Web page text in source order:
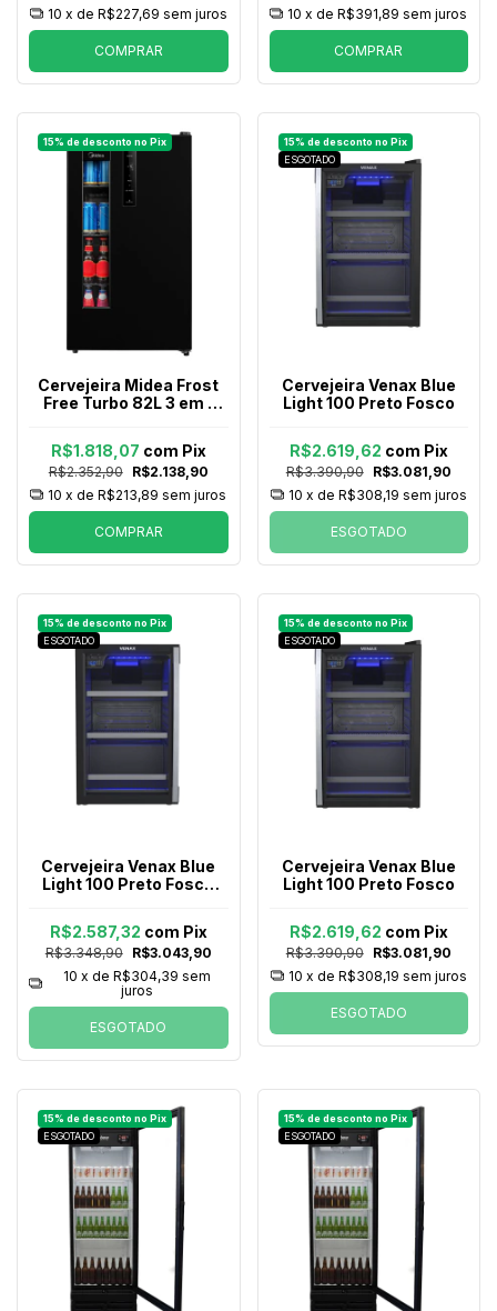
10 x de R$227,69 sem juros
COMPRAR
10 x deR$391,89 sem juros
COMPRAR
Cervejeira Midea Frost
Free Turbo 82L 3 em 1
R$2.352,90 R$2.138,90
R$1.818,07 com Pix
10 x deR$213,89 sem juros
COMPRAR
ESGOTADO
Cervejeira Venax Blue
Light 100 Preto Fosco
R$3.390,90 R$3.081,90
R$2.619,62 com Pix
10 x de R$308,19 sem juros
ESGOTADO
ESGOTADO
Cervejeira Venax Blue
Light 100 Preto Fosco
R$3.348,90 R$3.043,90
R$2.587,32 com Pix
10 x deR$304,39 sem
juros
ESGOTADO
ESGOTADO
Cervejeira Venax Blue
Light 100 Preto Fosco
R$3.390,90 R$3.081,90
R$2.619,62 com Pix
10 x de R$308,19 sem juros
ESGOTADO
ESGOTADO ESGOTADO